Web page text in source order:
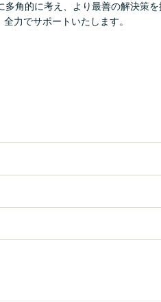
多角的に考え、より最善の解決策
力でサポートいたします。